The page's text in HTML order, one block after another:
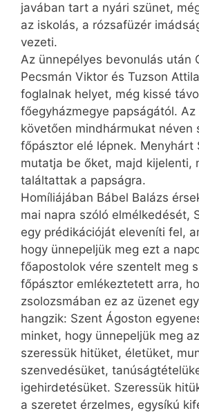
javában tart a nyári szünet,
az iskolás, a rózsafüzér
vezeti.
Az ünnepélyes bevonulás után
Pecsmán Viktor és Tuzson
foglalnak helyet, még kissé
főegyházmegye papságától.
követően mindhármukat néven
főpásztor elé lépnek. Menyhárt
mutatja be őket, majd kijelenti,
találtattak a papságra.
Homíliájában Bábel Balázs
mai napra szóló elmélkedését,
egy prédikációját eleveníti fel,
hogy ünnepeljük meg ezt a
főapostolok vére szentelt meg
főpásztor emlékeztetett arra,
zsolozsmában ez az üzenet
hangzik: Szent Ágoston
minket, hogy ünnepeljük meg
szeressük hitüket, életüket,
szenvedésüket,
igehirdetésüket. Szeressük
a szeretet érzelmes, egysíkú